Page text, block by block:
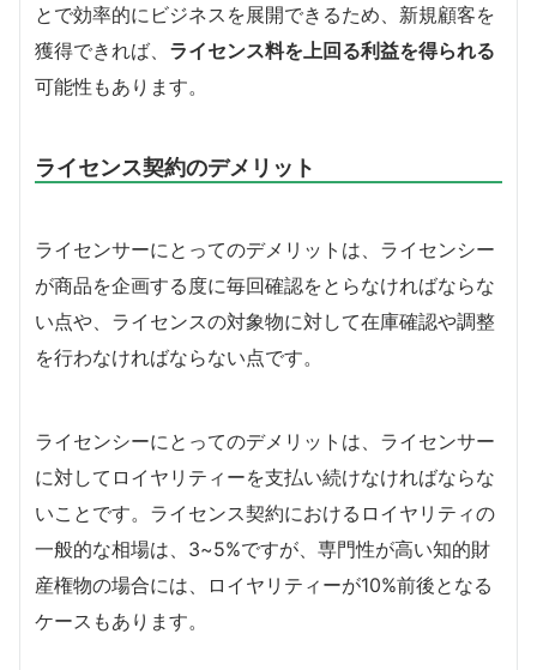
とで効率的にビジネスを展開できるため、新規顧客を
獲得できれば、 ライセンス料を上回る利益を得られる
可能性もあります。
ライセンス契約のデメリット
ライセンサーにとってのデメリットは、 ライセンシー
が商品を企画する度に毎回確認をとらなければならな
い点や、ライセンスの対象物に対して在庫確認や調整
を行わなければならない点です。
ライセンシーにとってのデメリットは、ライセンサー
に対してロイヤリティーを支払い続けなければならな
いことです。ライセンス契約におけるロイヤリティの
一般的な相場は、 3~5%ですが、専門性が高い知的財
産権物の場合には、ロイヤリティーが10%前後となる
ケースもあります。